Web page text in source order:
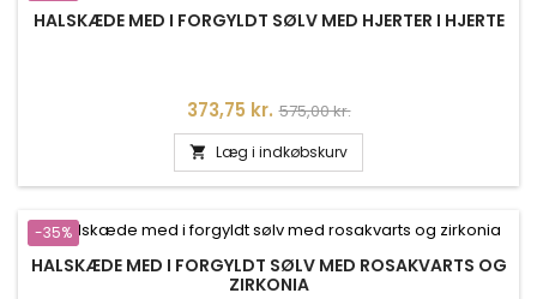
HALSKÆDE MED I FORGYLDT SØLV MED HJERTER I HJERTE
Pris
373,75 kr. Normalpris
575,00 kr.
 Læg i indkøbskurv
-35%
HALSKÆDE MED I FORGYLDT SØLV MED ROSAKVARTS OG
ZIRKONIA